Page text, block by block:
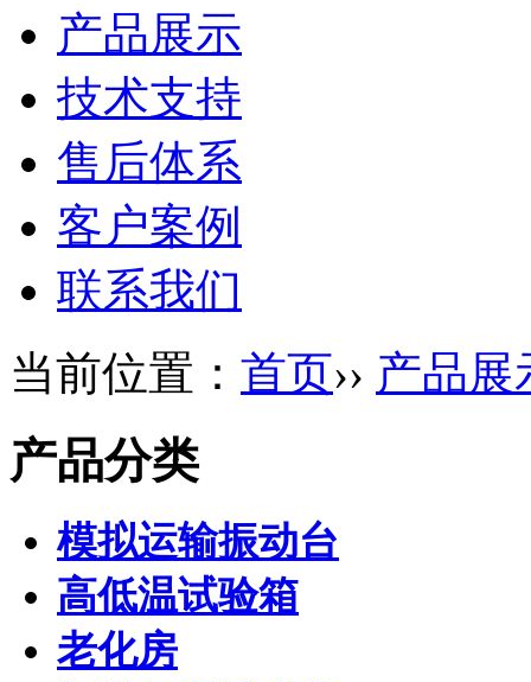
产品展示
技术支持
售后体系
客户案例
联系我们
当前位置： 首页›› 产品展
产品分类
模拟运输振动台
高低温试验箱
老化房